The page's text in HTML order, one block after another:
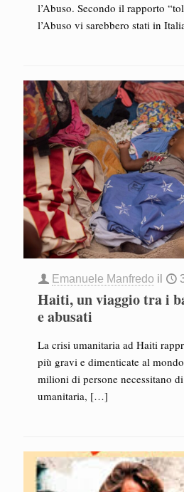
l’Abuso. Secondo il rapporto
l’Abuso vi sarebbero stati in
Emanuele Manfredo il
Haiti, un viaggio tra i
e abusati
La crisi umanitaria ad Haiti
più gravi e dimenticate al
milioni di persone necessitano
umanitaria, […]